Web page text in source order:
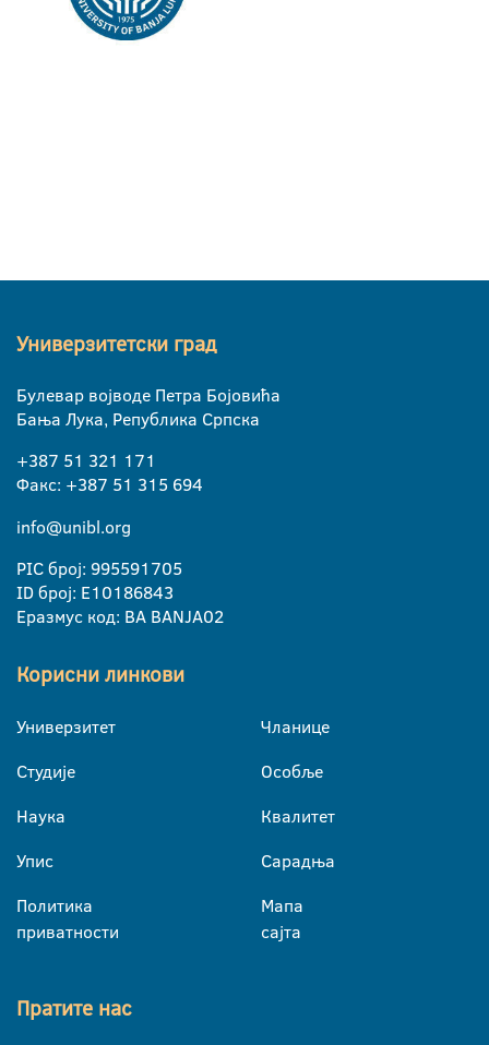
Универзитетски град
Булевар војводе Петра Бојовића
Бања Лука, Република Српска
+387 51 321 171
Факс: +387 51 315 694
info@unibl.org
PIC број: 995591705
ID број: E10186843
Еразмус код: BA BANJA02
Корисни линкови
Универзитет
Студије
Наука
Упис
Политика
приватности
Чланице
Особље
Квалитет
Сарадња
Мапа
сајта
Пратите нас